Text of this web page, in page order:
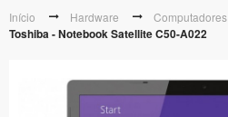
Início Hardware Computadores
Toshiba - Notebook Satellite C50-A022